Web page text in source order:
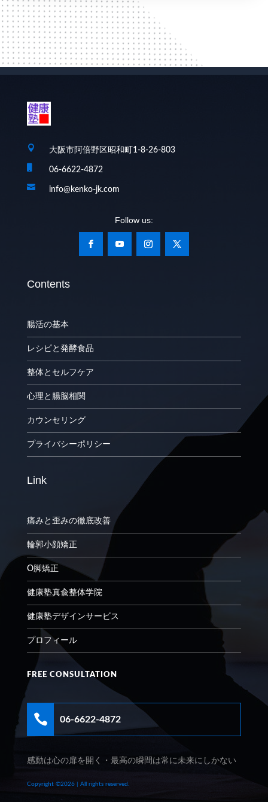
 大阪市阿倍野区昭和町1-8-26-803
06-6622-4872
 info@kenko-jk.com
Contents
腸活の基本
レシピと発酵食品
整体とセルフケア
心理と腸脳相関
カウンセリング
プライバシーポリシー
Link
痛みと歪みの徹底改善
輪郭小顔矯正
O脚矯正
健康塾真兪整体学院
健康塾デザインサービス
プロフィール
FREE CONSULTATION
 06-6622-4872
感動は心の扉を開く・最高の瞬間は常に未来にしかない
Copyright ©2026 | All rights reserved.